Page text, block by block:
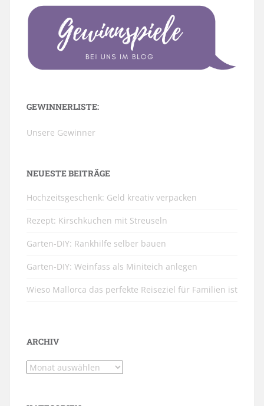
GEWINNERLISTE:
Unsere Gewinner
NEUESTE BEITRÄGE
Hochzeitsgeschenk: Geld kreativ verpacken
Rezept: Kirschkuchen mit Streuseln
Garten-DIY: Rankhilfe selber bauen
Garten-DIY: Weinfass als Miniteich anlegen
Wieso Mallorca das perfekte Reiseziel für Familien ist
ARCHIV
Archiv